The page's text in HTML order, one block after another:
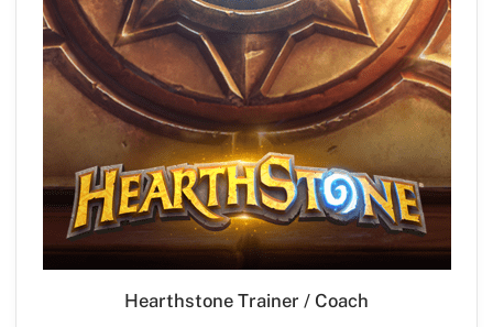
Hearthstone Trainer / Coach